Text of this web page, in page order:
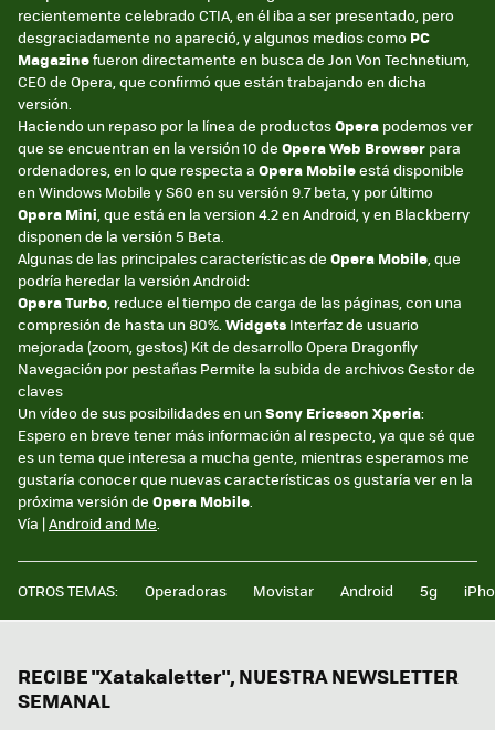
recientemente celebrado CTIA, en él iba a ser presentado, pero
desgraciadamente no apareció, y algunos medios como PC
Magazinefueron directamente en busca de Jon Von Technetium,
CEO de Opera, que confirmó que están trabajando en dicha
versión.
Haciendo un repaso por la línea de productosOpera podemos ver
que se encuentran en la versión 10 de Opera Web Browser para
ordenadores, en lo que respecta a Opera Mobileestá disponible
en Windows Mobile y S60 en su versión 9.7 beta, y por último
Opera Mini, que está en la version 4.2 en Android, y en Blackberry
disponen de la versión 5 Beta.
Algunas de las principales características de Opera Mobile, que
podría heredar la versión Android:
Opera Turbo, reduce el tiempo de carga de las páginas, con una
compresión de hasta un 80%. Widgets Interfaz de usuario
mejorada (zoom, gestos) Kit de desarrollo Opera Dragonfly
Navegación por pestañas Permite la subida de archivos Gestor de
claves
Un vídeo de sus posibilidades en un Sony Ericsson Xperia:
Espero en breve tener más información al respecto, ya que sé que
es un tema que interesa a mucha gente, mientras esperamos me
gustaría conocer que nuevas características os gustaría ver en la
próxima versión de Opera Mobile.
Vía |Android and Me.
OTROS TEMAS: Operadoras Movistar Android 5g
RECIBE "Xatakaletter", NUESTRA NEWSLETTER
SEMANAL